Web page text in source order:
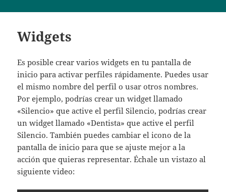
Widgets
Es posible crear varios widgets en tu pantalla de
inicio para activar perfiles rápidamente. Puedes usar
el mismo nombre del perfil o usar otros nombres.
Por ejemplo, podrías crear un widget llamado
«Silencio» que active el perfil Silencio, podrías crear
un widget llamado «Dentista» que active el perfil
Silencio. También puedes cambiar el icono de la
pantalla de inicio para que se ajuste mejor a la
acción que quieras representar. Échale un vistazo al
siguiente video: